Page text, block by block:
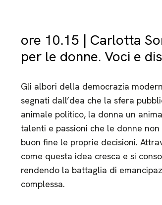
ore 10.15 | Carlotta
per le donne. Voci e
Gli albori della democrazia
segnati dall’dea che la sfera
animale politico, la donna un
talenti e passioni che le donne
buon fine le proprie decisioni.
come questa idea cresca e si
rendendo la battaglia di
complessa.